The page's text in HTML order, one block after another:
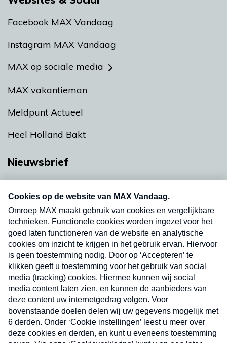
Facebook MAX Vandaag
Instagram MAX Vandaag
MAX op sociale media
MAX vakantieman
Meldpunt Actueel
Heel Holland Bakt
Nieuwsbrief
nieuwsbrief. Elke vrijdag- en dinsdagochtend in
uw mailbox.
Verzend
Nieuwsbrief